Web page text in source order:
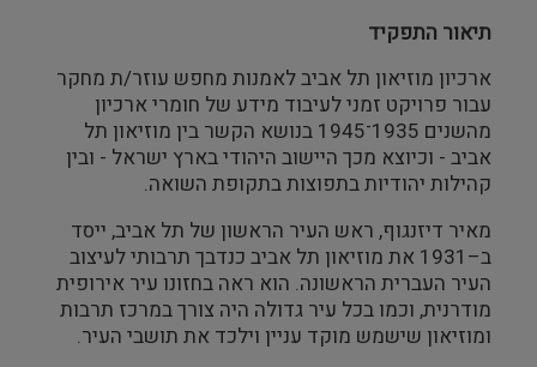
תיאור התפקיד
ארכיון מוזיאון תל אביב לאמנות מחפש עוזר/ת מחקר
עבור פרויקט זמני לעיבוד מידע של חומרי ארכיון
מהשנים 1935־1945 בנושא הקשר בין מוזיאון תל
אביב - וכיוצא מכך היישוב היהודי בארץ ישראל - ובין
קהילות יהודיות בתפוצות בתקופת השואה.
מאיר דיזנגוף, ראש העיר הראשון של תל אביב, ייסד
ב–1931 את מוזיאון תל אביב כנדבך תרבותי לעיצוב
העיר העברית הראשונה. הוא ראה בחזונו עיר אירופית
מודרנית, וכמו בכל עיר גדולה היה צורך במרכז תרבות
ומוזיאון שישמש מוקד עניין וילכד את תושבי העיר.